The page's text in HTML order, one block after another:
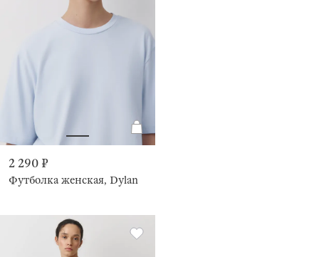
2 290 ₽
Футболка женская, Dylan